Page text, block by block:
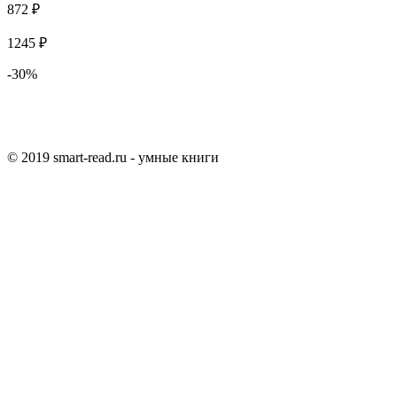
872 ₽
1245 ₽
-30%
© 2019 smart-read.ru - умные книги